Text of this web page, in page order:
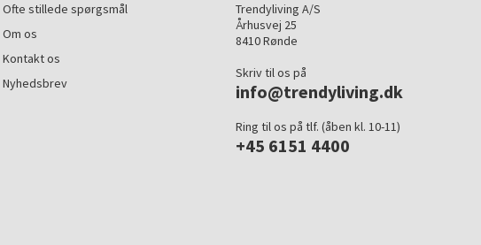
Ofte stillede spørgsmål
Om os
Kontakt os
Nyhedsbrev
Trendyliving A/S
Århusvej 25
8410 Rønde
Skriv til os på
info@trendyliving.dk
Ring til os på tlf. (åben kl. 10-11)
+45 6151 4400